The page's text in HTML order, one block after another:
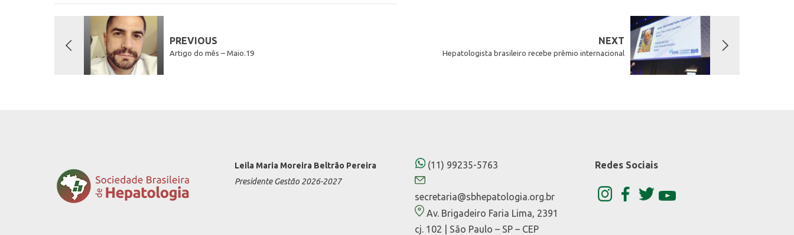
PREVIOUS
Artigo do mês – Maio.19
NEXT
Hepatologista brasileiro recebe prêmio internacional
Leila Maria Moreira Beltrão Pereira
Presidente Gestão 2026-2027
(11) 99235-5763
secretaria@sbhepatologia.org.br
Av. Brigadeiro Faria Lima, 2391
cj. 102 | São Paulo – SP – CEP
Redes Sociais